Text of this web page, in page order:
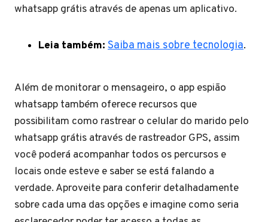
whatsapp grátis através de apenas um aplicativo.
Leia também: Saiba mais sobre tecnologia.
Além de monitorar o mensageiro, o app espião
whatsapp também oferece recursos que
possibilitam como rastrear o celular do marido pelo
whatsapp grátis através de rastreador GPS, assim
você poderá acompanhar todos os percursos e
locais onde esteve e saber se está falando a
verdade. Aproveite para conferir detalhadamente
sobre cada uma das opções e imagine como seria